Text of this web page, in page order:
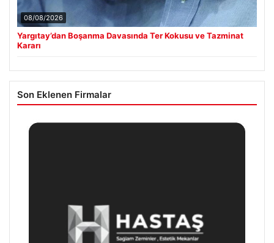
08/08/2026
Yargıtay’dan Boşanma Davasında Ter Kokusu ve Tazminat
Kararı
Son Eklenen Firmalar